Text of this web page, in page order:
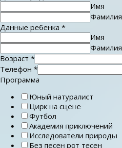
Имя
Фамилия
Данные ребенка *
Имя
Фамилия
Возраст *
Телефон *
Программа
Юный натуралист
Цирк на сцене
Футбол
Академия приключений
Исследователи природы
Без песен рот тесен